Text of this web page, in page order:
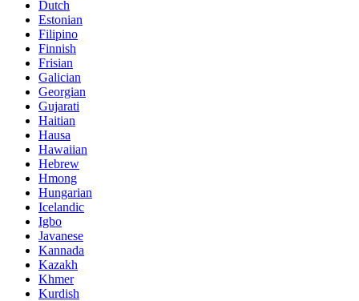
Dutch
Estonian
Filipino
Finnish
Frisian
Galician
Georgian
Gujarati
Haitian
Hausa
Hawaiian
Hebrew
Hmong
Hungarian
Icelandic
Igbo
Javanese
Kannada
Kazakh
Khmer
Kurdish